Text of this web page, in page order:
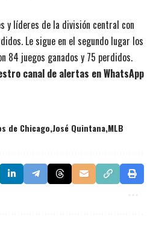
y líderes de la división central con
Le sigue en el segundo lugar los
84 juegos ganados y 75 perdidos.
canal de alertas en WhatsApp
de Chicago José Quintana MLB